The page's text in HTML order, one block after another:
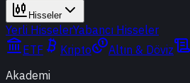
Hisseler
Yerli HisselerYabancı Hisseler
ETF
Kripto Altın & Döviz
Akademi